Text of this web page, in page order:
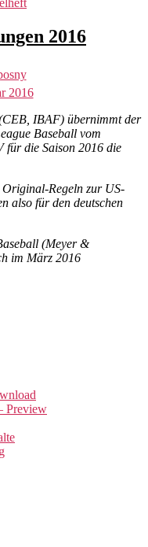
2016
2016
IBAF) übernimmt der
Baseball vom
für die Saison 2016 die
Regeln zur US-
also für den deutschen
(Meyer &
im März 2016
Preview